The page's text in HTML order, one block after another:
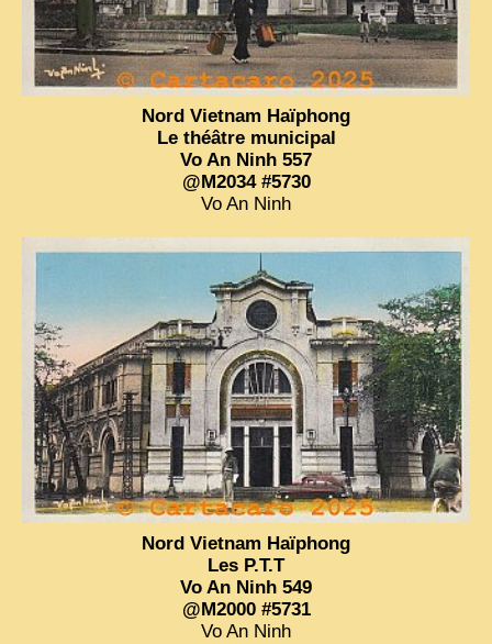
L’ ACTU
2025 LAOS 1950 CPSM
2026 PERI, VIÊT-CONG
MUSÉES
ALBUMS FAMILLE
Nord Vietnam Haïphong
Le théâtre municipal
Vo An Ninh 557
@M2034 #5730
Vo An Ninh
Nord Vietnam Haïphong
Les P.T.T
Vo An Ninh 549
@M2000 #5731
Vo An Ninh